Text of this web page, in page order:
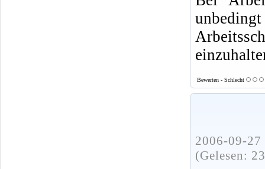
Bewerten - Schlecht
2006-09-
(Gelesen: